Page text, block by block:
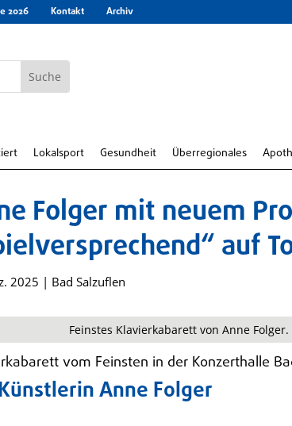
2026 Kontakt Archiv
Lokalsport Gesundheit Überregionales
Folger mit neuem
auf
2025 | Bad Salzuflen
Feinstes Klavierkabarett von Anne
vom Feinsten in der Konzerthalle
Anne Folger